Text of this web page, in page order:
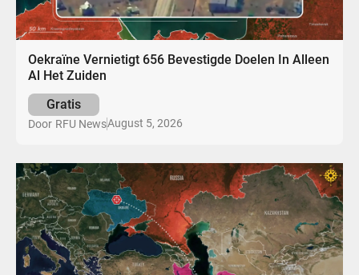
Oekraïne Vernietigt 656 Bevestigde Doelen In Alleen
Al Het Zuiden
Gratis
Door RFU NewsAugust 5, 2026